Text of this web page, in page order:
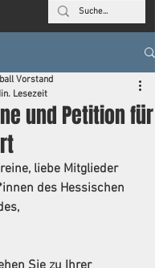
und Petition für
Vorstand
Lesezeit
liebe Mitglieder
des Hessischen